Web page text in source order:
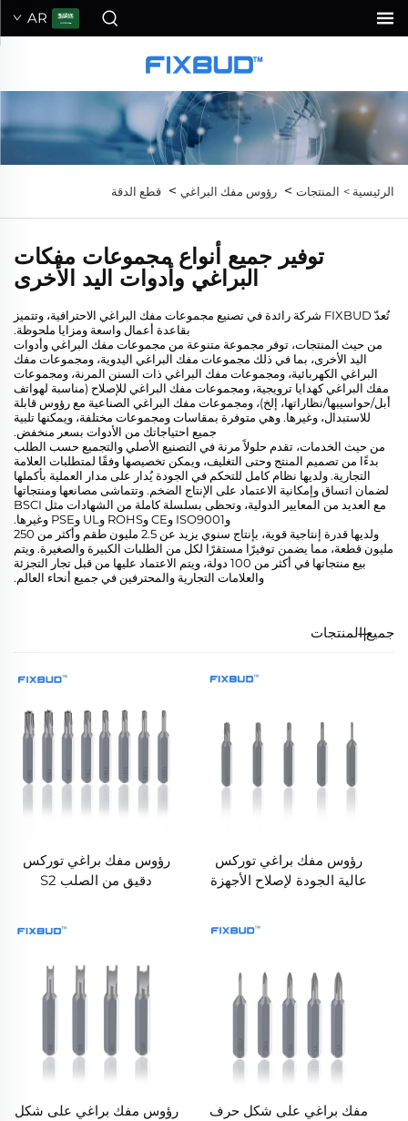
AR
الرئيسية > المنتجات > رؤوس مفك البراغي > قطع الدقة
توفير جميع أنواع مجموعات مفكات
البراغي وأدوات اليد الأخرى
تُعدّ FIXBUD شركة رائدة في تصنيع مجموعات مفك البراغي الاحترافية، وتتميز
بقاعدة أعمال واسعة ومزايا ملحوظة.
من حيث المنتجات، توفر مجموعة متنوعة من مجموعات مفك البراغي وأدوات
اليد الأخرى، بما في ذلك مجموعات مفك البراغي اليدوية، ومجموعات مفك
البراغي الكهربائية، ومجموعات مفك البراغي ذات السنن المرنة، ومجموعات
مفك البراغي كهدايا ترويجية، ومجموعات مفك البراغي للإصلاح (مناسبة لهواتف
أبل/حواسيبها/نظاراتها، إلخ)، ومجموعات مفك البراغي الصناعية مع رؤوس قابلة
للاستبدال، وغيرها. وهي متوفرة بمقاسات ومجموعات مختلفة، ويمكنها تلبية
جميع احتياجاتك من الأدوات بسعر منخفض.
من حيث الخدمات، تقدم حلولاً مرنة في التصنيع الأصلي والتجميع حسب الطلب
بدءًا من تصميم المنتج وحتى التغليف، ويمكن تخصيصها وفقًا لمتطلبات العلامة
التجارية. ولديها نظام كامل للتحكم في الجودة يُدار على مدار العملية بأكملها
لضمان اتساق وإمكانية الاعتماد على الإنتاج الضخم. وتتماشى مصانعها ومنتجاتها
مع العديد من المعايير الدولية، وتحظى بسلسلة كاملة من الشهادات مثل BSCI
وISO9001 وCE وROHS وUL وPSE وغيرها.
ولديها قدرة إنتاجية قوية، بإنتاج سنوي يزيد عن 2.5 مليون طقم وأكثر من 250
مليون قطعة، مما يضمن توفيرًا مستقرًا لكل من الطلبات الكبيرة والصغيرة. ويتم
بيع منتجاتها في أكثر من 100 دولة، ويتم الاعتماد عليها من قبل تجار التجزئة
والعلامات التجارية والمحترفين في جميع أنحاء العالم.
جميع المنتجات
رؤوس مفك براغي توركس
عالية الجودة لإصلاح الأجهزة
رؤوس مفك براغي توركس
دقيق من الصلب S2
مفك براغي على شكل حرف
رؤوس مفك براغي على شكل